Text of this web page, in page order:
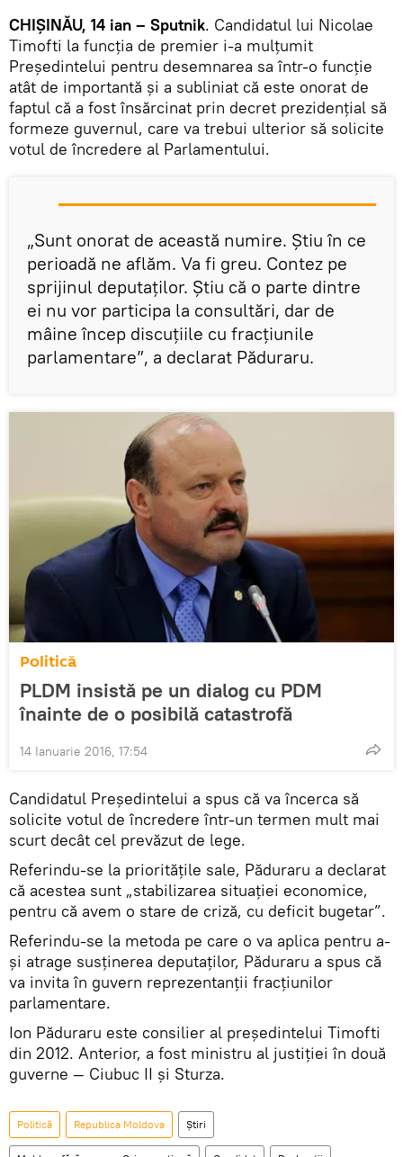
CHIŞINĂU, 14 ian – Sputnik. Candidatul lui Nicolae
Timofti la funcţia de premier i-a mulţumit
Preşedintelui pentru desemnarea sa într-o funcţie
atât de importantă şi a subliniat că este onorat de
faptul că a fost însărcinat prin decret prezidenţial să
formeze guvernul, care va trebui ulterior să solicite
votul de încredere al Parlamentului.
„Sunt onorat de această numire. Ştiu în ce
perioadă ne aflăm. Va fi greu. Contez pe
sprijinul deputaţilor. Ştiu că o parte dintre
ei nu vor participa la consultări, dar de
mâine încep discuţiile cu fracţiunile
parlamentare”, a declarat Păduraru.
Politică
PLDM insistă pe un dialog cu PDM
înainte de o posibilă catastrofă
14 Ianuarie 2016, 17:54
Candidatul Preşedintelui a spus că va încerca să
solicite votul de încredere într-un termen mult mai
scurt decât cel prevăzut de lege.
Referindu-se la priorităţile sale, Păduraru a declarat
că acestea sunt „stabilizarea situaţiei economice,
pentru că avem o stare de criză, cu deficit bugetar”.
Referindu-se la metoda pe care o va aplica pentru a-
şi atrage susţinerea deputaţilor, Păduraru a spus că
va invita în guvern reprezentanţii fracţiunilor
parlamentare.
Ion Păduraru este consilier al preşedintelui Timofti
din 2012. Anterior, a fost ministru al justiţiei în două
guverne — Ciubuc II şi Sturza.
Politică Republica Moldova Știri